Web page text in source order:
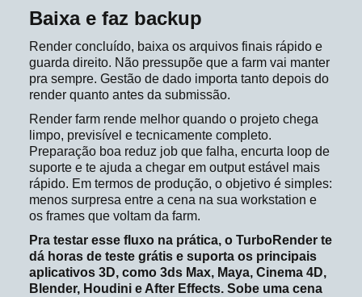
Baixa e faz backup
Render concluído, baixa os arquivos finais rápido e
guarda direito. Não pressupõe que a farm vai manter
pra sempre. Gestão de dado importa tanto depois do
render quanto antes da submissão.
Render farm rende melhor quando o projeto chega
limpo, previsível e tecnicamente completo.
Preparação boa reduz job que falha, encurta loop de
suporte e te ajuda a chegar em output estável mais
rápido. Em termos de produção, o objetivo é simples:
menos surpresa entre a cena na sua workstation e
os frames que voltam da farm.
Pra testar esse fluxo na prática, o TurboRender te
dá horas de teste grátis e suporta os principais
aplicativos 3D, como 3ds Max, Maya, Cinema 4D,
Blender, Houdini e After Effects. Sobe uma cena